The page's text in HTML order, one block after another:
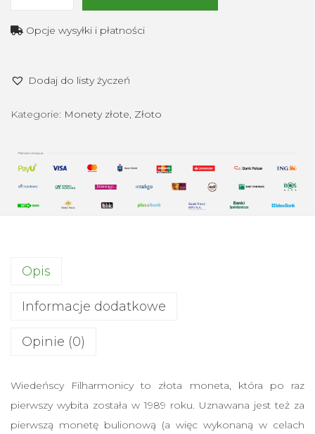
ć
i
F
h
Opcje wysyłki i płatności
Dodaj do listy życzeń
Kategorie: Monety złote, Złoto
Opis
Informacje dodatkowe
Opinie (0)
Wiedeńscy Filharmonicy to złota moneta, która po raz
pierwszy wybita została w 1989 roku. Uznawana jest też za
pierwszą monetę bulionową (a więc wykonaną w celach